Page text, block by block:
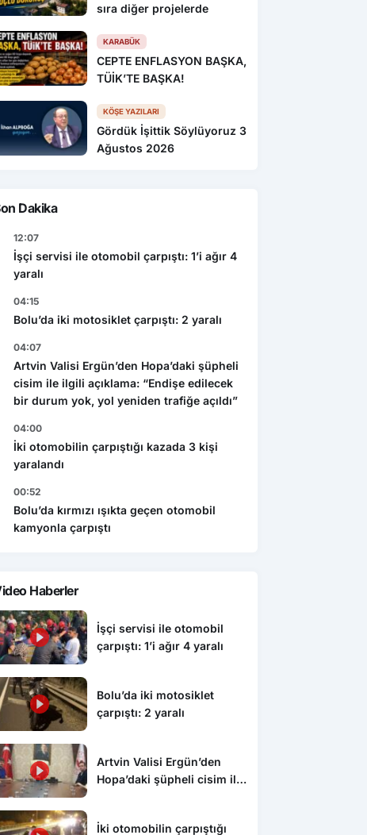
sıra diğer projelerde
KARABÜK
CEPTE ENFLASYON BAŞKA,
TÜİK’TE BAŞKA!
KÖŞE YAZILARI
Gördük İşittik Söylüyoruz 3
Ağustos 2026
Dakika
12:07
İşçi servisi ile otomobil çarpıştı: 1’i ağır 4
yaralı
04:15
Bolu’da iki motosiklet çarpıştı: 2 yaralı
04:07
Artvin Valisi Ergün’den Hopa’daki şüpheli
cisim ile ilgili açıklama: “Endişe edilecek
bir durum yok, yol yeniden trafiğe açıldı”
04:00
İki otomobilin çarpıştığı kazada 3 kişi
yaralandı
00:52
Bolu’da kırmızı ışıkta geçen otomobil
kamyonla çarpıştı
Haberler
İşçi servisi ile otomobil
çarpıştı: 1’i ağır 4 yaralı
Bolu’da iki motosiklet
çarpıştı: 2 yaralı
Artvin Valisi Ergün’den
Hopa’daki şüpheli cisim ile
yeniden trafiğe açıldı”
İki otomobilin çarpıştığı